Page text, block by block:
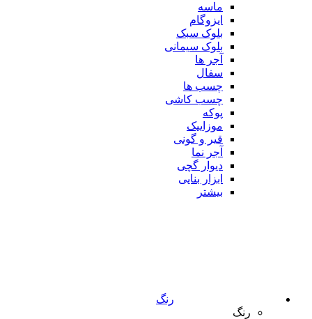
ماسه
ایزوگام
بلوک سبک
بلوک سیمانی
آجر ها
سفال
چسب ها
چسب کاشی
پوکه
موزاییک
قیر و گونی
آجر نما
دیوار گچی
ابزار بنایی
بیشتر
رنگ
رنگ